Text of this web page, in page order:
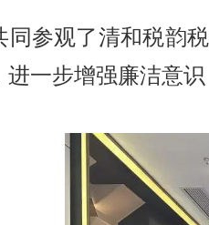
同参观了清和税韵
一步增强廉洁意